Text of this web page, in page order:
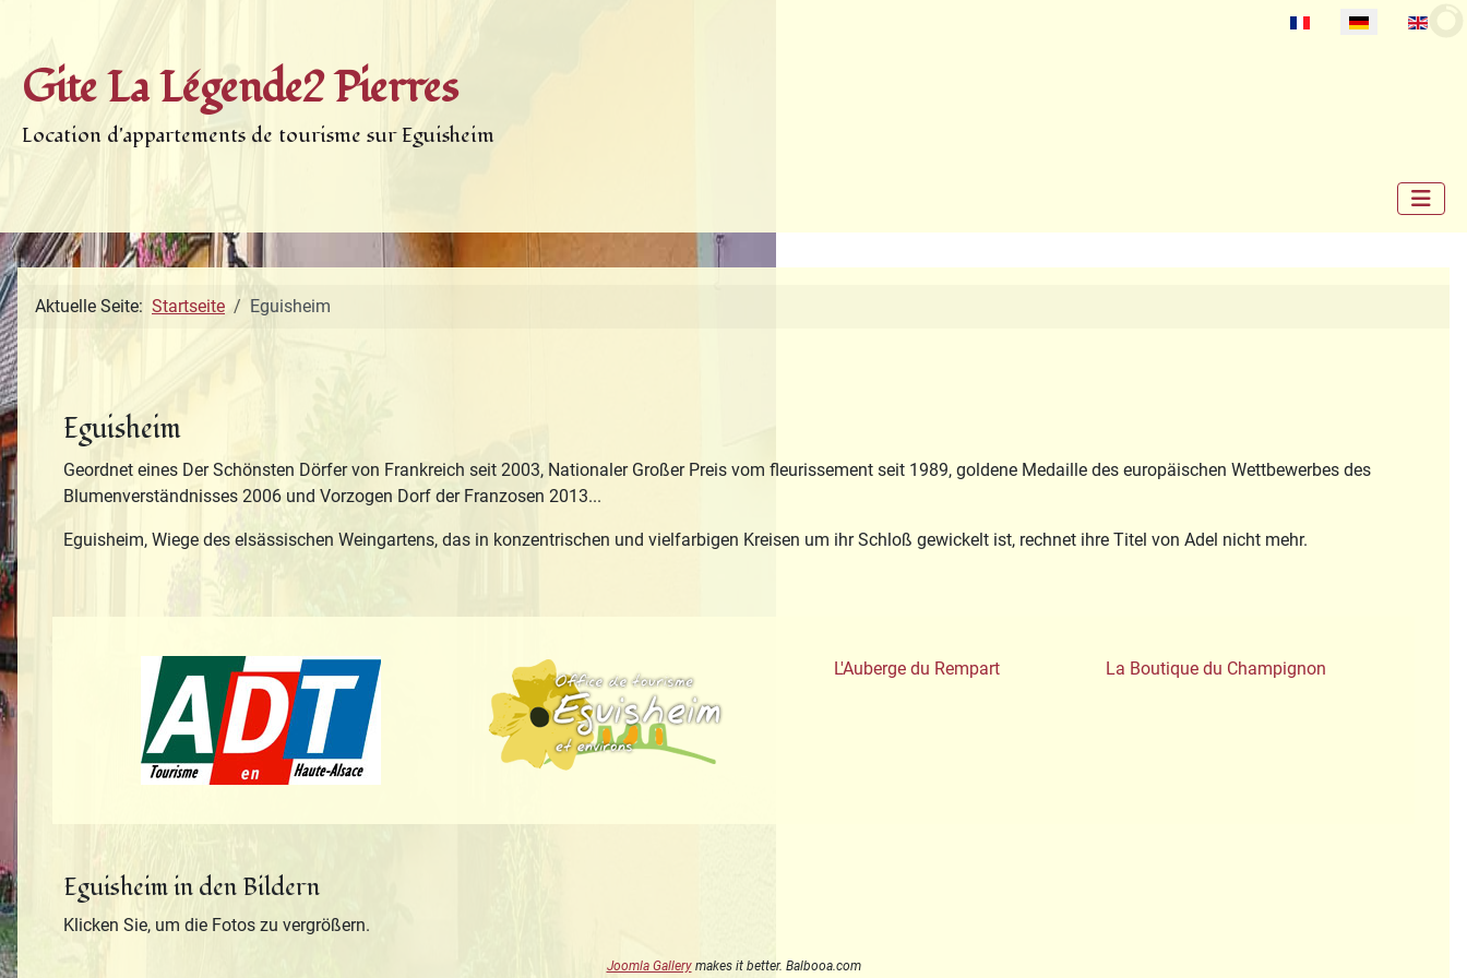
Select your language
Gite La Légende2 Pierres
Location d'appartements de tourisme sur Eguisheim
Aktuelle Seite: Startseite Eguisheim
Eguisheim
Geordnet eines Der Schönsten Dörfer von Frankreich seit 2003, Nationaler Großer Preis vom fleurissement seit 1989, goldene Medaille des europäischen Wettbewerbes des
Blumenverständnisses 2006 und Vorzogen Dorf der Franzosen 2013...
Eguisheim, Wiege des elsässischen Weingartens, das in konzentrischen und vielfarbigen Kreisen um ihr Schloß gewickelt ist, rechnet ihre Titel von Adel nicht mehr.
Tourisme en Haute-Alsace Office de TourismeL'Auberge du Rempart La Boutique du Champignon
Eguisheim in den Bildern
Klicken Sie, um die Fotos zu vergrößern.
Joomla Gallerymakes it better. Balbooa.com